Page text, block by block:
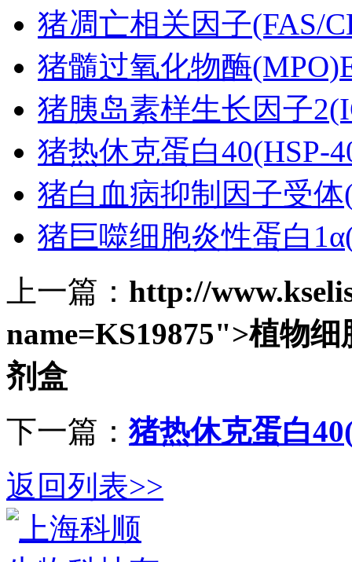
猪凋亡相关因子(FAS/
猪髓过氧化物酶
猪胰岛素样生长因子
猪热休克蛋白40(HSP-
猪白血病抑制因子受
猪巨噬细胞炎性蛋白
上一篇： http://
name=KS19875">植物
剂盒
下一篇：猪热休克蛋白
返回列表>>